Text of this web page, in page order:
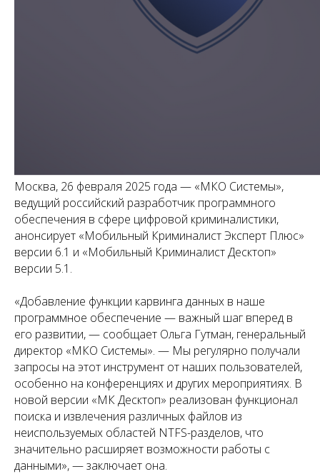
Москва, 26 февраля 2025 года — «МКО Системы»,
ведущий российский разработчик программного
обеспечения в сфере цифровой криминалистики,
анонсирует «Мобильный Криминалист Эксперт Плюс»
версии 6.1 и «Мобильный Криминалист Десктоп»
версии 5.1.
«Добавление функции карвинга данных в наше
программное обеспечение — важный шаг вперед в
его развитии, — сообщает Ольга Гутман, генеральный
директор «МКО Системы». — Мы регулярно получали
запросы на этот инструмент от наших пользователей,
особенно на конференциях и других мероприятиях. В
новой версии «МК Десктоп» реализован функционал
поиска и извлечения различных файлов из
неиспользуемых областей NTFS-разделов, что
значительно расширяет возможности работы с
данными», — заключает она.